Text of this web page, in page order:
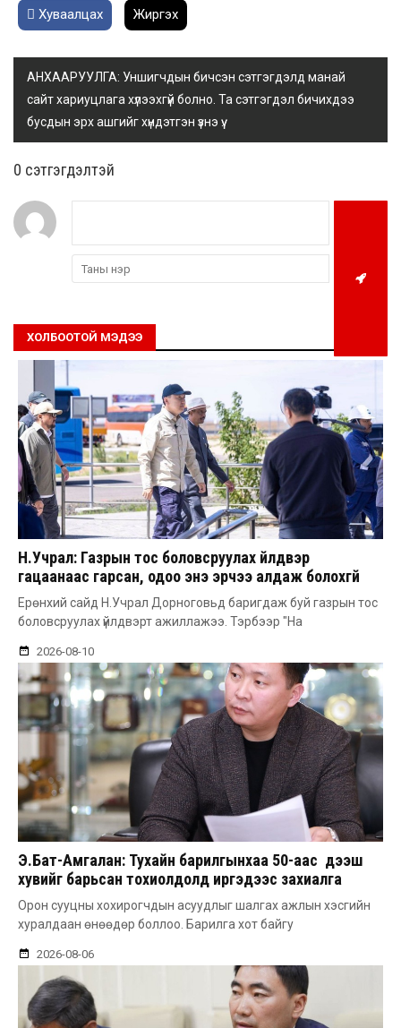
Хуваалцах Жиргэх
АНХААРУУЛГА: Уншигчдын бичсэн сэтгэгдэлд манай
сайт хариуцлага хүлээхгүй болно. Та сэтгэгдэл бичихдээ
бусдын эрх ашгийг хүндэтгэн үзнэ үү.
0 cэтгэгдэлтэй
ХОЛБООТОЙ МЭДЭЭ
Н.Учрал: Газрын тос боловсруулах үйлдвэр
гацаанаас гарсан, одоо энэ эрчээ алдаж болохгүй
Ерөнхий сайд Н.Учрал Дорноговьд баригдаж буй газрын тос
боловсруулах үйлдвэрт ажиллажээ. Тэрбээр "На
2026-08-10
Э.Бат-Амгалан: Тухайн барилгынхаа 50-аас дээш
хувийг барьсан тохиолдолд иргэдээс захиалга
авдаг болгоно
Орон сууцны хохирогчдын асуудлыг шалгах ажлын хэсгийн
хуралдаан өнөөдөр боллоо. Барилга хот байгу
2026-08-06